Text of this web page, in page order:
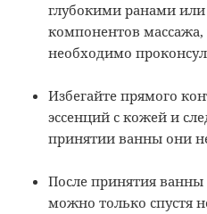
глубокими ранами
компонентов массажа,
необходимо
Избегайте прямого
эссенций с кожей и
принятии ванны они
После принятия ванны
можно только спустя